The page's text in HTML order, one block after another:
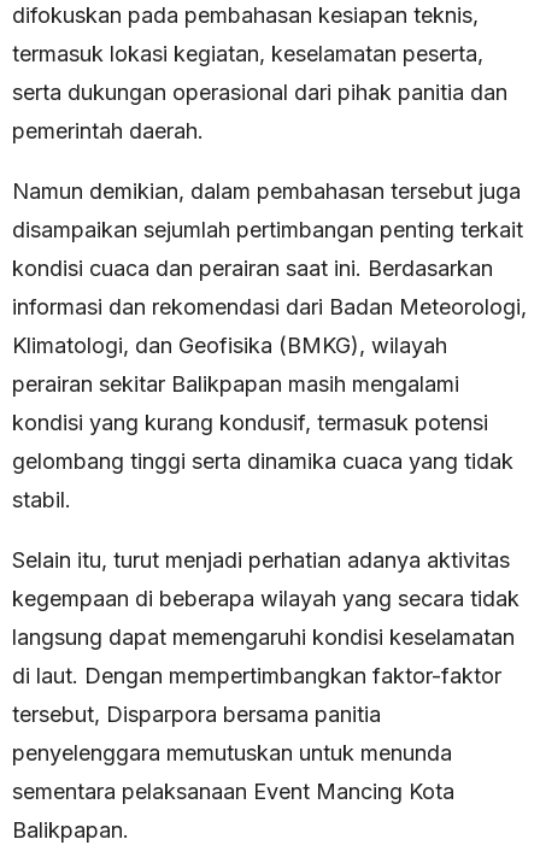
difokuskan pada pembahasan kesiapan teknis,
termasuk lokasi kegiatan, keselamatan peserta,
serta dukungan operasional dari pihak panitia dan
pemerintah daerah.
Namun demikian, dalam pembahasan tersebut juga
disampaikan sejumlah pertimbangan penting terkait
kondisi cuaca dan perairan saat ini. Berdasarkan
informasi dan rekomendasi dari Badan Meteorologi,
Klimatologi, dan Geofisika (BMKG), wilayah
perairan sekitar Balikpapan masih mengalami
kondisi yang kurang kondusif, termasuk potensi
gelombang tinggi serta dinamika cuaca yang tidak
stabil.
Selain itu, turut menjadi perhatian adanya aktivitas
kegempaan di beberapa wilayah yang secara tidak
langsung dapat memengaruhi kondisi keselamatan
di laut. Dengan mempertimbangkan faktor-faktor
tersebut, Disparpora bersama panitia
penyelenggara memutuskan untuk menunda
sementara pelaksanaan Event Mancing Kota
Balikpapan.